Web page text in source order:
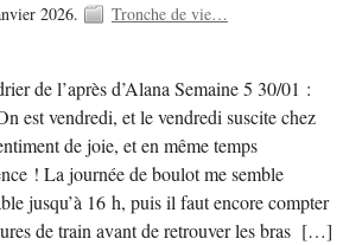
2026.
Tronche de vie…
de l’après d’Alana Semaine 5 30/01 :
est vendredi, et le vendredi suscite chez
de joie, et en même temps
! La journée de boulot me semble
jusqu’à 16 h, puis il faut encore compter
de train avant de retrouver les bras […]